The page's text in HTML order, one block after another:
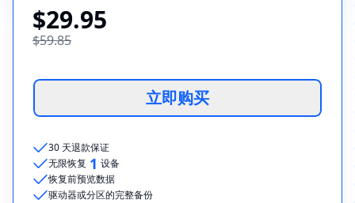
$29.95
$59.85
立即购买
30 天退款保证
无限恢复 1 设备
恢复前预览数据
驱动器或分区的完整备份